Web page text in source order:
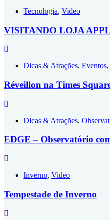
Tecnologia, Video
VISITANDO LOJA
Dicas & Atrações, Eventos,
Réveillon na Times
Dicas & Atrações,
EDGE – Observatório
Inverno, Video
Tempestade de Inverno